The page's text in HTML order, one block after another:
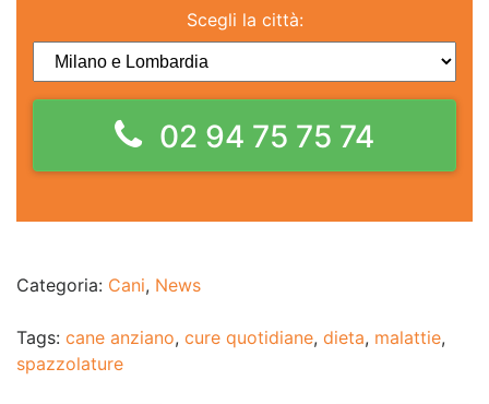
Scegli la città:
02 94 75 75 74
Categoria: Cani, News
Tags: cane anziano, cure quotidiane, dieta, malattie,
spazzolature